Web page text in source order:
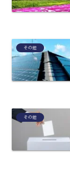
その他
その他